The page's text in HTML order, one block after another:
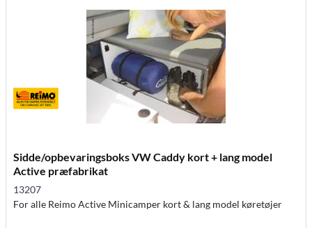
Sidde/opbevaringsboks VW Caddy kort + lang model
Active præfabrikat
13207
For alle Reimo Active Minicamper kort & lang model køretøjer